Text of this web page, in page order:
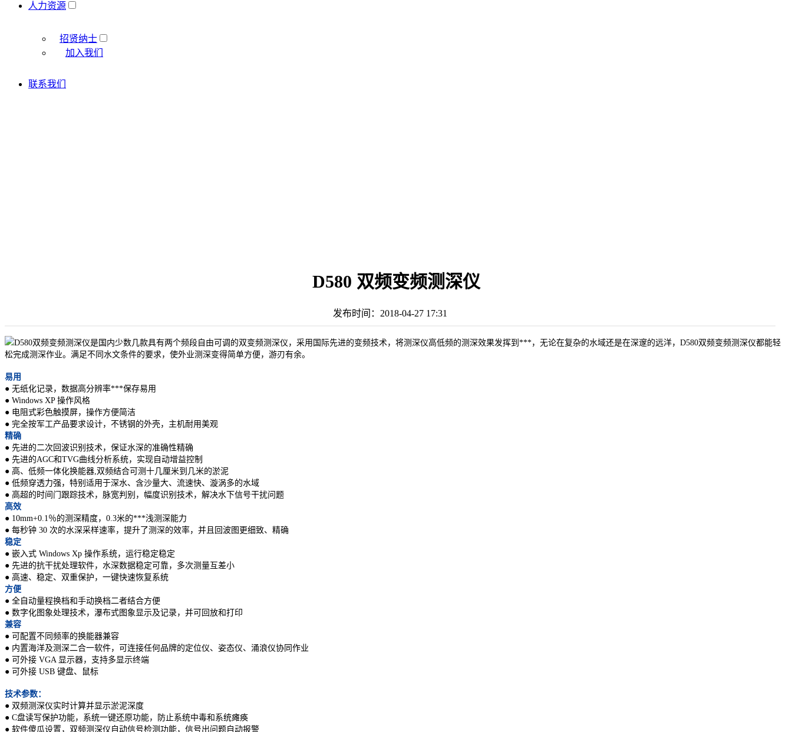
人力资源
招贤纳士
加入我们
联系我们
D580 双频变频测深仪
发布时间： 2018-04-27 17:31
D580双频变频测深仪是国内少数几款具有两个频段自由可调的双变频测深仪，采用国际先进的变频技术，将测深仪高低频的测深效果发挥到***，无论在复杂的水域还是在深邃的远洋，D580双频变频测深仪都能轻
松完成测深作业。满足不同水文条件的要求，使外业测深变得简单方便，游刃有余。
易用
● 无纸化记录，数据高分辨率***保存易用
● Windows XP 操作风格
● 电阻式彩色触摸屏，操作方便简洁
● 完全按军工产品要求设计，不锈钢的外壳，主机耐用美观
精确
● 先进的二次回波识别技术，保证水深的准确性精确
● 先进的AGC和TVG曲线分析系统，实现自动增益控制
● 高、低频一体化换能器,双频结合可测十几厘米到几米的淤泥
● 低频穿透力强，特别适用于深水、含沙量大、流速快、漩涡多的水域
● 高超的时间门跟踪技术，脉宽判别，幅度识别技术，解决水下信号干扰问题
高效
● 10mm+0.1％的测深精度，0.3米的***浅测深能力
● 每秒钟 30 次的水深采样速率，提升了测深的效率，并且回波图更细致、精确
稳定
● 嵌入式 Windows Xp 操作系统，运行稳定稳定
● 先进的抗干扰处理软件，水深数据稳定可靠，多次测量互差小
● 高速、稳定、双重保护，一键快速恢复系统
方便
● 全自动量程换档和手动换档二者结合方便
● 数字化图象处理技术，瀑布式图象显示及记录，并可回放和打印
兼容
● 可配置不同频率的换能器兼容
● 内置海洋及测深二合一软件，可连接任何品牌的定位仪、姿态仪、涌浪仪协同作业
● 可外接 VGA 显示器，支持多显示终端
● 可外接 USB 键盘、鼠标
技术参数：
● 双频测深仪实时计算并显示淤泥深度
● C盘读写保护功能，系统一键还原功能，防止系统中毒和系统瘫痪
● 软件傻瓜设置，双频测深仪自动信号检测功能，信号出问题自动报警